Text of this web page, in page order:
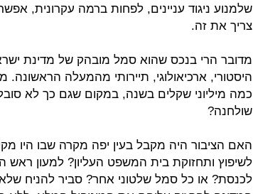
שלמנוע ניגוד עניינים, לפחות ברמה עקרונית,
צריך את זה.
מדובר הרי בנכס שהוא סמל מובהק של מדינת
היסטורי, ארכיאולוגי, תיירותי מהמעלה הראשונה.
כמה מיליוני שקלים בשנה, במקום שגם כך לא
שולחנה?
האם הציבור היה מקבל בעין יפה מקרה שבו היו
לשיפוץ ותחזוקת בית המשפט העליון? למעון
לכנסת? או כל סמל שלטוני אחר? סביר להניח